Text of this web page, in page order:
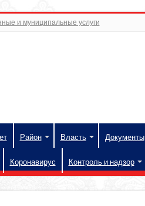
и муниципальные услуги
Район Власть Документы
Коронавирус Контроль и надзор